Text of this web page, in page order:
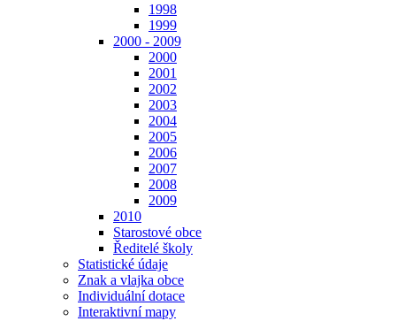
1998
1999
2000 - 2009
2000
2001
2002
2003
2004
2005
2006
2007
2008
2009
2010
Starostové obce
Ředitelé školy
Statistické údaje
Znak a vlajka obce
Individuální dotace
Interaktivní mapy